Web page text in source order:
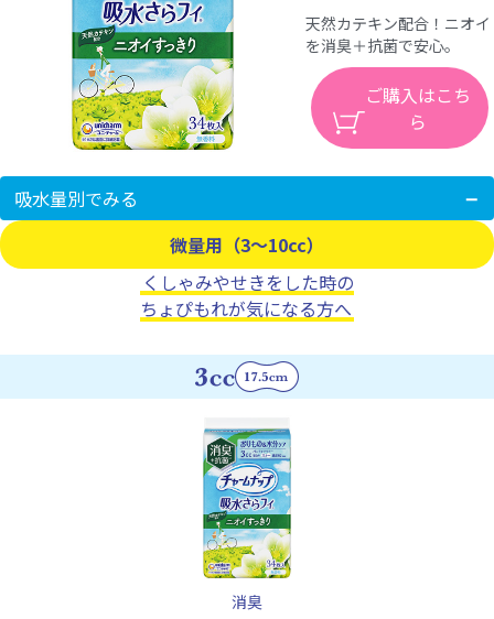
天然カテキン配合！ニオイ
を消臭＋抗菌で安心。
ご購入はこち
ら
吸水量別でみる
微量用（3～10cc）
くしゃみやせきをした時の
ちょぴもれが気になる方へ
消臭